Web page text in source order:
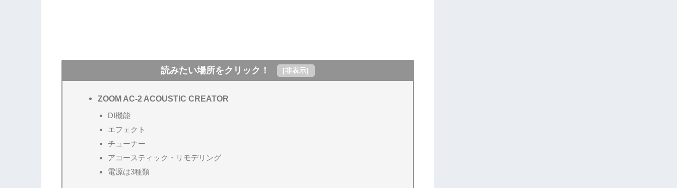
読みたい場所をクリック！ [非表示]
ZOOM AC-2 ACOUSTIC CREATOR
DI機能
エフェクト
チューナー
アコースティック・リモデリング
電源は3種類